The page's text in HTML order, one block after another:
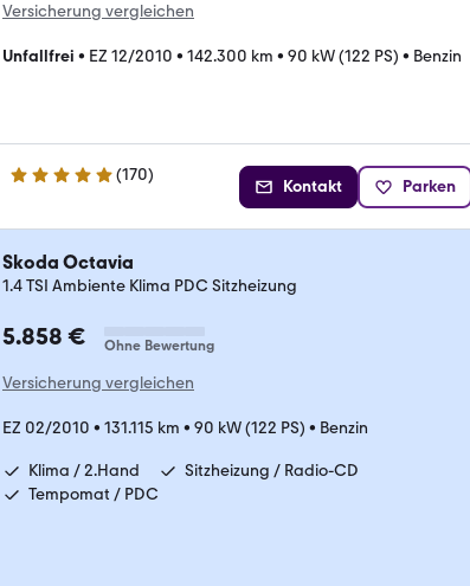
Versicherung vergleichen
Unfallfrei • EZ 12/2010 • 142.300 km • 90 kW (122 PS) • Benzin
4.8 Sterne (170)
Kontakt Parken
Skoda Octavia
1.4 TSI Ambiente Klima PDC Sitzheizung
5.858 € Ohne Bewertung
Versicherung vergleichen
EZ 02/2010 • 131.115 km • 90 kW (122 PS) • Benzin
Klima / 2.Hand
Sitzheizung / Radio-CD
Tempomat / PDC